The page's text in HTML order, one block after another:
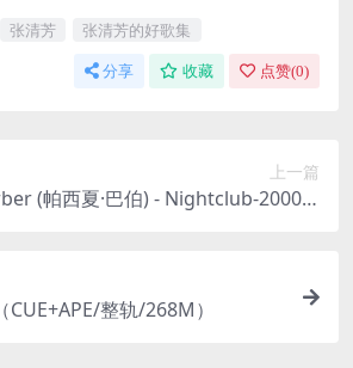
张清芳 张清芳的好歌集
分享 收藏 点赞(0)
上一篇
(帕西夏·巴伯) - Nightclub-2000/2
整轨/268M）